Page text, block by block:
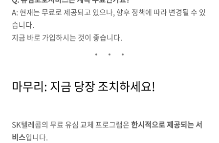
A: 현재는 무료로 제공되고 있으나, 향후 정책에 따라 변경될 수 있
습니다.
지금 바로 가입하시는 것이 좋습니다.
마무리: 지금 당장 조치하세요!
SK텔레콤의 무료 유심 교체 프로그램은한시적으로 제공되는 서
비스입니다.